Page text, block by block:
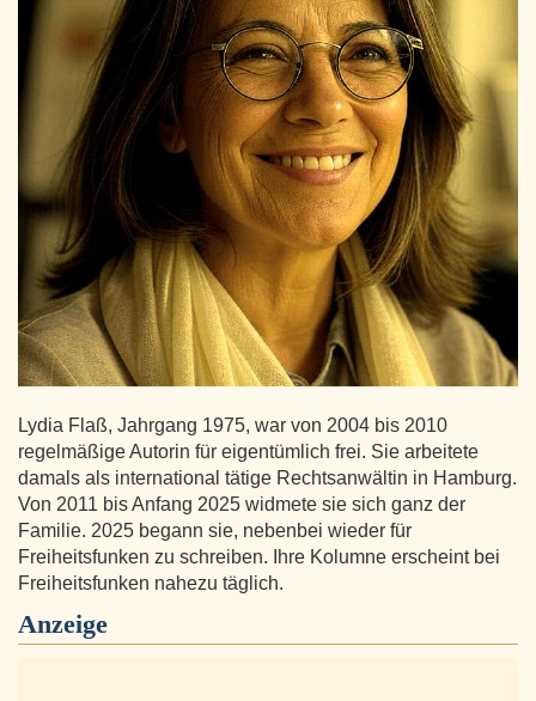
Lydia Flaß, Jahrgang 1975, war von 2004 bis 2010
regelmäßige Autorin für eigentümlich frei. Sie arbeitete
damals als international tätige Rechtsanwältin in Hamburg.
Von 2011 bis Anfang 2025 widmete sie sich ganz der
Familie. 2025 begann sie, nebenbei wieder für
Freiheitsfunken zu schreiben. Ihre Kolumne erscheint bei
Freiheitsfunken nahezu täglich.
Anzeige